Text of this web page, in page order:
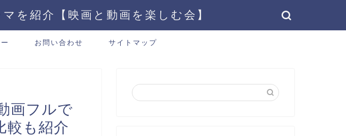
を紹介【映画と動画を楽しむ会】
お問い合わせ サイトマップ
画フルで
較も紹介